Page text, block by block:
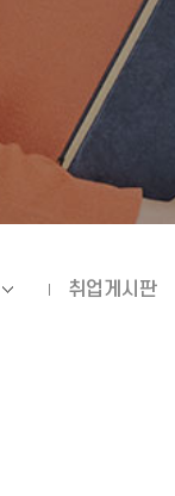
취업게시판